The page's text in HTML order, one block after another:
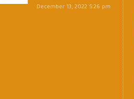
December 13, 2022 5:26 pm